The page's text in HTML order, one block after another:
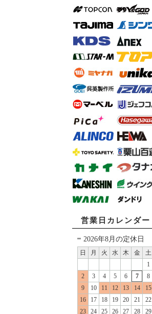
営業日カレンダー
2026年8月の定休日
日 月 火 水 木 金
土
1
2
3 4 5 6 7
8
9
10 11 12 13 14
15
16
17 18 19 20 21
22
23
24 25 26 27 28 29